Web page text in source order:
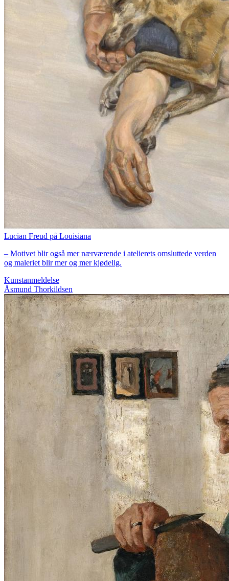
Lucian Freud på Louisiana
– Motivet blir også mer nærværende i atelierets omsluttede verden
og maleriet blir mer og mer kjødelig.
Kunstanmeldelse
Åsmund Thorkildsen